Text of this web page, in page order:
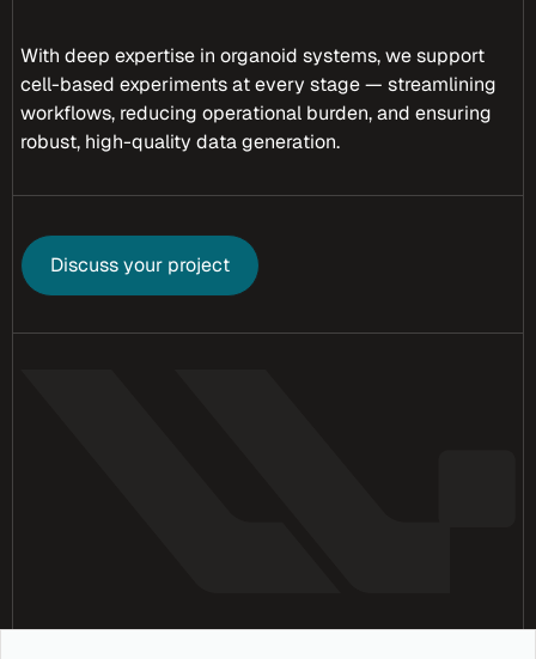
With deep expertise in organoid systems, we support
cell-based experiments at every stage — streamlining
workflows, reducing operational burden, and ensuring
robust, high-quality data generation.
Discuss your project